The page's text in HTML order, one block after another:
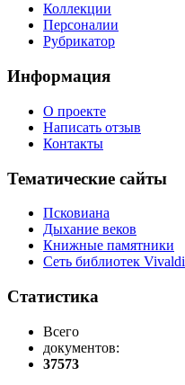
Коллекции
Персоналии
Рубрикатор
Информация
О проекте
Написать отзыв
Контакты
Тематические сайты
Псковиана
Дыхание веков
Книжные памятники
Сеть библиотек Vivaldi
Статистика
Всего
документов:
37573